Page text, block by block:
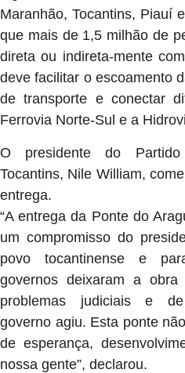
Maranhão, Tocantins, Piauí
que mais de 1,5 milhão de
direta ou indireta-mente
deve facilitar o escoamento
de transporte e conectar
Ferrovia Norte-Sul e a
O presidente do
Tocantins, Nile William,
entrega.
“A entrega da Ponte do
um compromisso do
povo tocantinense e
governos deixaram a obra
problemas judiciais e
governo agiu. Esta ponte
de esperança,
nossa gente”, declarou.